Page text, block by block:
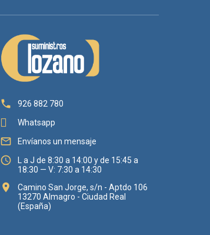

926 882 780
Whatsapp
 Envíanos un mensaje

L a J de 8:30 a 14:00 y de 15:45 a
18:30 — V: 7:30 a 14:30

Camino San Jorge, s/n - Aptdo 106
13270 Almagro - Ciudad Real
(España)